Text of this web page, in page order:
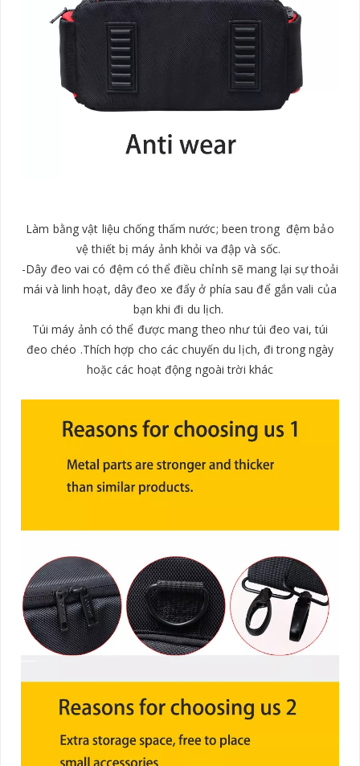
​Làm bằng vật liệu chống thấm nước; been trong đệm bảo
vệ thiết bị máy ảnh khỏi va đập và sốc.
-Dây đeo vai có đệm có thể điều chỉnh sẽ mang lại sự thoải
mái và linh hoạt, dây đeo xe đẩy ở phía sau để gắn vali của
bạn khi đi du lịch.
​Túi máy ảnh có thể được mang theo như túi đeo vai, túi
đeo chéo .Thích hợp cho các chuyến du lịch, đi trong ngày
hoặc các hoạt động ngoài trời khác